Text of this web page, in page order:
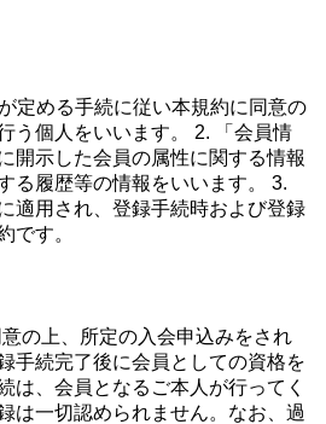
定める手続に従い本規約に同意の
う個人をいいます。 2. 「会員情
開示した会員の属性に関する情報
る履歴等の情報をいいます。 3.
適用され、登録手続時および登録
です。
の上、所定の入会申込みをされ
手続完了後に会員としての資格を
は、会員となるご本人が行ってく
は一切認められません。なお、過